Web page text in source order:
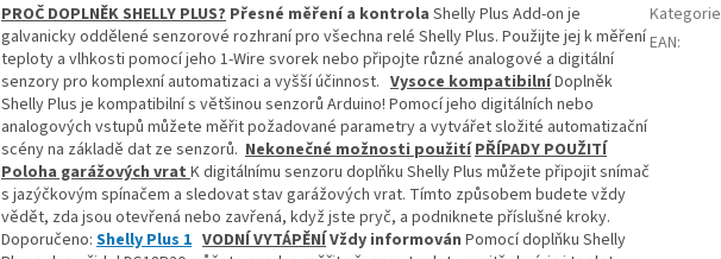
PROČ DOPLNĚK SHELLY PLUS? Přesné měření a kontrola Shelly Plus Add-on je
galvanicky oddělené senzorové rozhraní pro všechna relé Shelly Plus. Použijte jej k měření
teploty a vlhkosti pomocí jeho 1-Wire svorek nebo připojte různé analogové a digitální
senzory pro komplexní automatizaci a vyšší účinnost. Vysoce kompatibilníDoplněk
Shelly Plus je kompatibilní s většinou senzorů Arduino! Pomocí jeho digitálních nebo
analogových vstupů můžete měřit požadované parametry a vytvářet složité automatizační
scény na základě dat ze senzorů. Nekonečné možnosti použití PŘÍPADY POUŽITÍ
Poloha garážových vrat K digitálnímu senzoru doplňku Shelly Plus můžete připojit snímač
s jazýčkovým spínačem a sledovat stav garážových vrat. Tímto způsobem budete vždy
vědět, zda jsou otevřená nebo zavřená, když jste pryč, a podniknete příslušné kroky.
Doporučeno: Shelly Plus 1 VODNÍ VYTÁPĚNÍVždy informován Pomocí doplňku Shelly
Kategorie
EAN: